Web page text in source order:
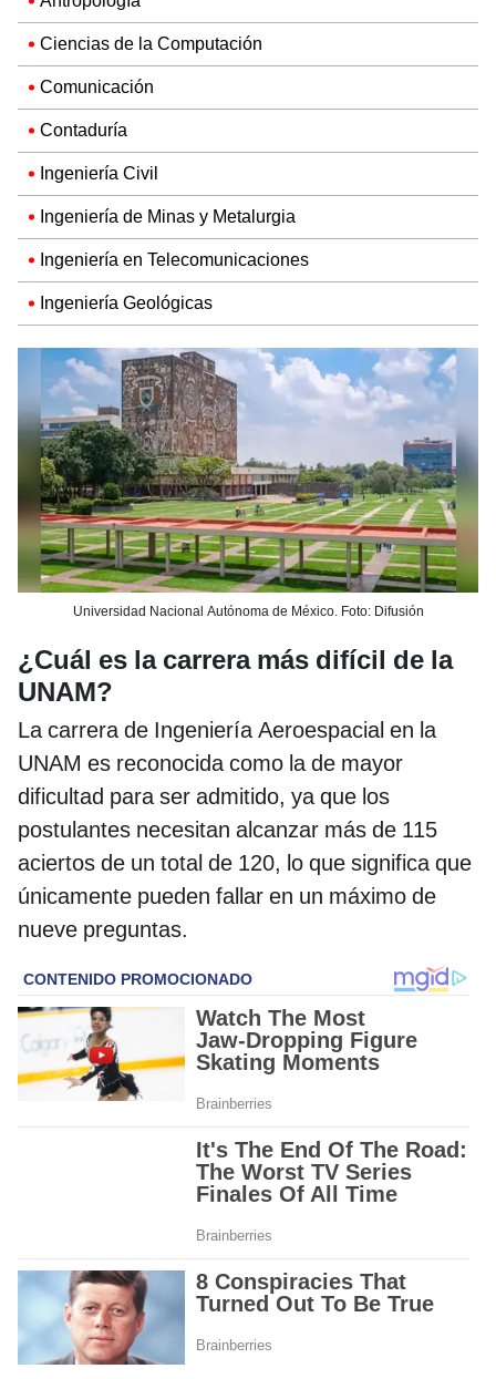
Ciencias de la Computación
Comunicación
Contaduría
Ingeniería Civil
Ingeniería de Minas y Metalurgia
Ingeniería en Telecomunicaciones
Ingeniería Geológicas
Universidad Nacional Autónoma de México. Foto: Difusión
¿Cuál es la carrera más difícil de la
UNAM?
La carrera de Ingeniería Aeroespacial en la
UNAM es reconocida como la de mayor
dificultad para ser admitido, ya que los
postulantes necesitan alcanzar más de 115
aciertos de un total de 120, lo que significa que
únicamente pueden fallar en un máximo de
nueve preguntas.